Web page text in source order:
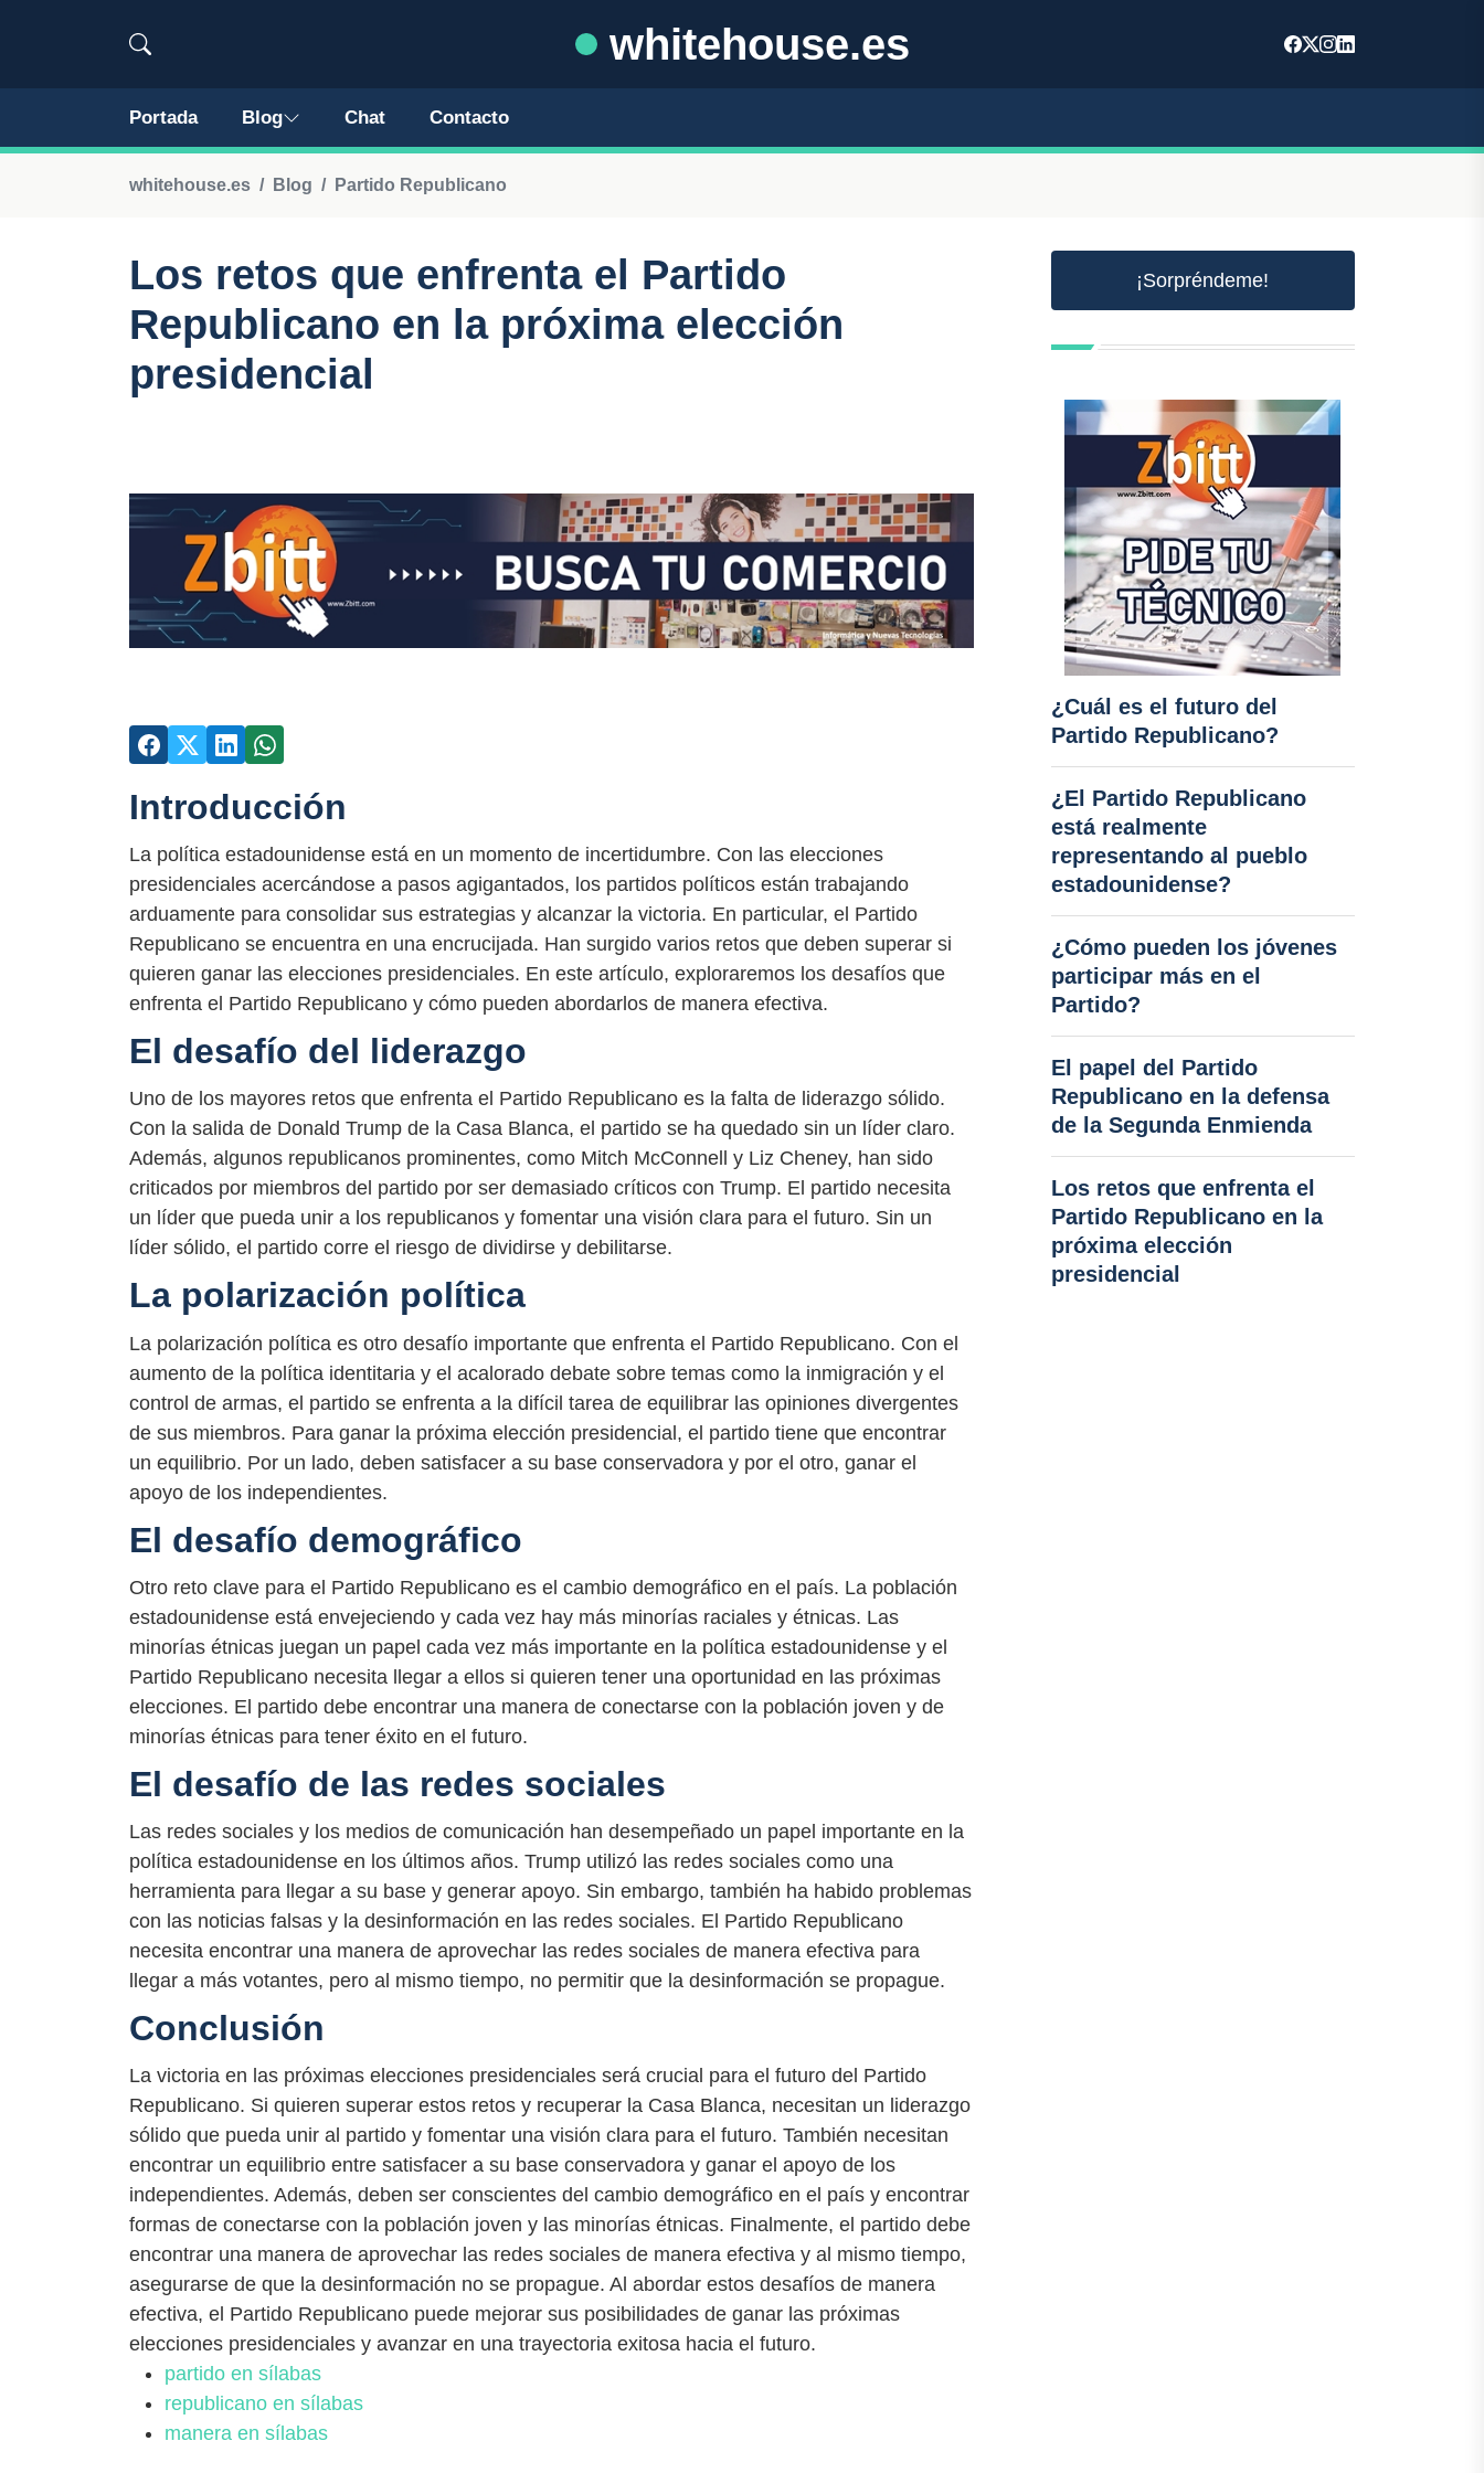
whitehouse.es
Portada Blog Chat Contacto
whitehouse.es Blog Partido Republicano
Los retos que enfrenta el Partido
Republicano en la próxima elección
presidencial
Introducción
La política estadounidense está en un momento de incertidumbre. Con las elecciones
presidenciales acercándose a pasos agigantados, los partidos políticos están trabajando
arduamente para consolidar sus estrategias y alcanzar la victoria. En particular, el Partido
Republicano se encuentra en una encrucijada. Han surgido varios retos que deben superar si
quieren ganar las elecciones presidenciales. En este artículo, exploraremos los desafíos que
enfrenta el Partido Republicano y cómo pueden abordarlos de manera efectiva.
El desafío del liderazgo
Uno de los mayores retos que enfrenta el Partido Republicano es la falta de liderazgo sólido.
Con la salida de Donald Trump de la Casa Blanca, el partido se ha quedado sin un líder claro.
Además, algunos republicanos prominentes, como Mitch McConnell y Liz Cheney, han sido
criticados por miembros del partido por ser demasiado críticos con Trump. El partido necesita
un líder que pueda unir a los republicanos y fomentar una visión clara para el futuro. Sin un
líder sólido, el partido corre el riesgo de dividirse y debilitarse.
La polarización política
La polarización política es otro desafío importante que enfrenta el Partido Republicano. Con el
aumento de la política identitaria y el acalorado debate sobre temas como la inmigración y el
control de armas, el partido se enfrenta a la difícil tarea de equilibrar las opiniones divergentes
de sus miembros. Para ganar la próxima elección presidencial, el partido tiene que encontrar
un equilibrio. Por un lado, deben satisfacer a su base conservadora y por el otro, ganar el
apoyo de los independientes.
El desafío demográfico
Otro reto clave para el Partido Republicano es el cambio demográfico en el país. La población
estadounidense está envejeciendo y cada vez hay más minorías raciales y étnicas. Las
minorías étnicas juegan un papel cada vez más importante en la política estadounidense y el
Partido Republicano necesita llegar a ellos si quieren tener una oportunidad en las próximas
elecciones. El partido debe encontrar una manera de conectarse con la población joven y de
minorías étnicas para tener éxito en el futuro.
El desafío de las redes sociales
Las redes sociales y los medios de comunicación han desempeñado un papel importante en la
política estadounidense en los últimos años. Trump utilizó las redes sociales como una
herramienta para llegar a su base y generar apoyo. Sin embargo, también ha habido problemas
con las noticias falsas y la desinformación en las redes sociales. El Partido Republicano
necesita encontrar una manera de aprovechar las redes sociales de manera efectiva para
llegar a más votantes, pero al mismo tiempo, no permitir que la desinformación se propague.
Conclusión
La victoria en las próximas elecciones presidenciales será crucial para el futuro del Partido
Republicano. Si quieren superar estos retos y recuperar la Casa Blanca, necesitan un liderazgo
sólido que pueda unir al partido y fomentar una visión clara para el futuro. También necesitan
encontrar un equilibrio entre satisfacer a su base conservadora y ganar el apoyo de los
independientes. Además, deben ser conscientes del cambio demográfico en el país y encontrar
formas de conectarse con la población joven y las minorías étnicas. Finalmente, el partido debe
encontrar una manera de aprovechar las redes sociales de manera efectiva y al mismo tiempo,
asegurarse de que la desinformación no se propague. Al abordar estos desafíos de manera
efectiva, el Partido Republicano puede mejorar sus posibilidades de ganar las próximas
elecciones presidenciales y avanzar en una trayectoria exitosa hacia el futuro.
partido en sílabas
republicano en sílabas
manera en sílabas
¡Sorpréndeme!
¿Cuál es el futuro del
Partido Republicano?
¿El Partido Republicano
está realmente
representando al pueblo
estadounidense?
¿Cómo pueden los jóvenes
participar más en el
Partido?
El papel del Partido
Republicano en la defensa
de la Segunda Enmienda
Los retos que enfrenta el
Partido Republicano en la
próxima elección
presidencial